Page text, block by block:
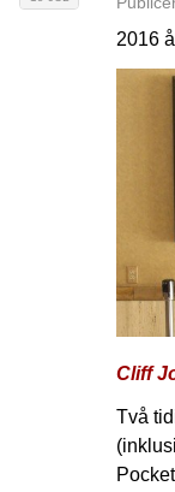
2016
Cliff
Två